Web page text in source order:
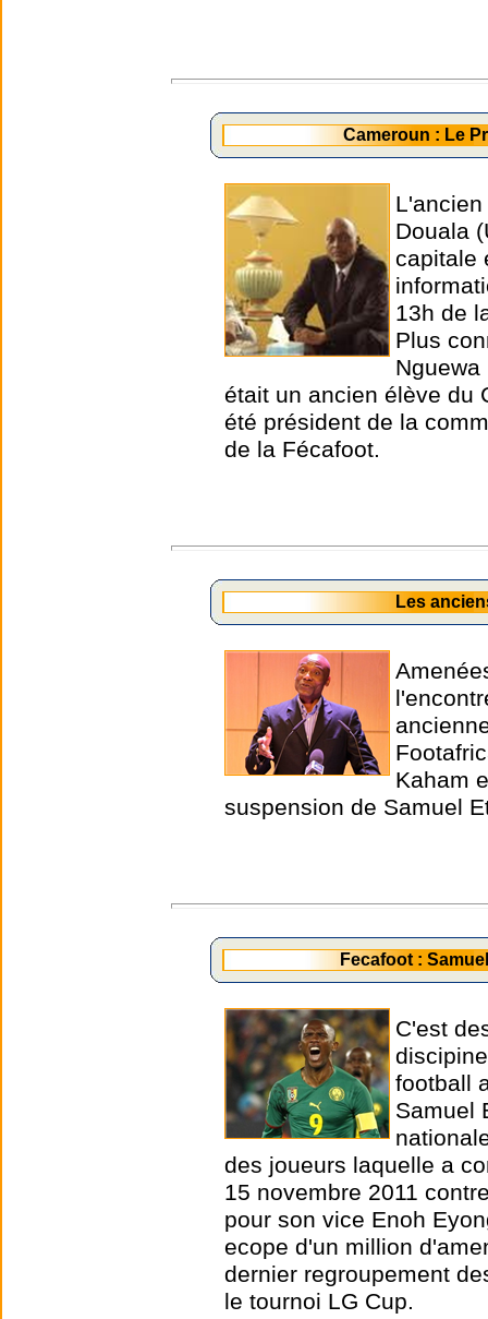
Cameroun : Le
Douala
capitale
13h de
Plus
était un ancien élève du
été président de la
de la Fécafoot.
Les
Kaham
suspension de Samuel
Fecafoot :
C'est
football
Samuel
des joueurs laquelle a
15 novembre 2011
pour son vice Enoh
ecope d'un million
dernier regroupement
le tournoi LG Cup.